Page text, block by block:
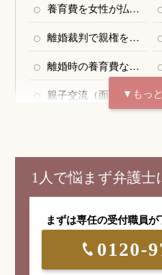
もっ
養育費を女性が払う場合の相場はいくら？具体例やポイントなどを解説
離婚裁判で親権を争うとき｜裁判で親権を勝ち取る4つのポイント
離婚時の養育費なしとする合意は有効か？養育費と扶養料の違いについて
親子交流（面会交流）の審判とは？流れや不服申し立てについて詳しく解説
借金をしている妻と離婚したい。子供の親権はどうなる？
親権と監護権の違いとは？分けるメリット・デメリットや手続きなど
1人で悩まず弁護
まずは専任の受付職員が
0120-